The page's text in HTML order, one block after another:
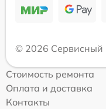
© 2026 Сервисный
Стоимость ремонта
Оплата и доставка
Контакты